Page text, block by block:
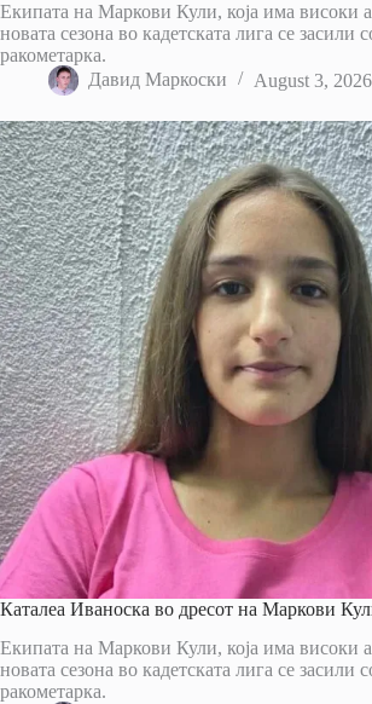
Екипата на Маркови Кули, која има високи
новата сезона во кадетската лига се засили
ракометарка.
Давид Маркоски
August 3, 2026
Каталеа Иваноска во дресот на Маркови
Екипата на Маркови Кули, која има високи
новата сезона во кадетската лига се засили
ракометарка.